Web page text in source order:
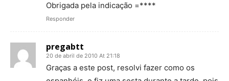
Obrigada pela indicação =****
Responder
pregabtt
20 de abril de 2010 At 21:18
Graças a este post, resolvi fazer como os